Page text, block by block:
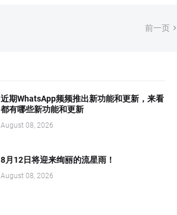
前一页
近期WhatsApp频频推出新功能和更新，来看
都有哪些新功能和更新
August 08, 2026
8月12日将迎来绚丽的流星雨！
August 08, 2026